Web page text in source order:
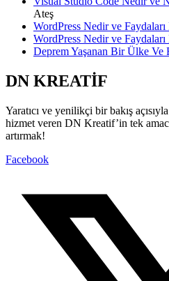
Ateş
WordPress Nedir ve
WordPress Nedir ve
Deprem Yaşanan Bir Ülke Ve
DN KREATİF
Yaratıcı ve yenilikçi bir bakış
hizmet veren DN Kreatif’in tek
artırmak!
Facebook